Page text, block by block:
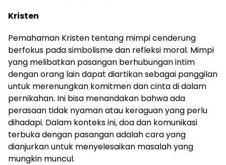
Kristen
Pemahaman Kristen tentang mimpi cenderung
berfokus pada simbolisme dan refleksi moral. Mimpi
yang melibatkan pasangan berhubungan intim
dengan orang lain dapat diartikan sebagai panggilan
untuk merenungkan komitmen dan cinta di dalam
pernikahan. Ini bisa menandakan bahwa ada
perasaan tidak nyaman atau keraguan yang perlu
dihadapi. Dalam konteks ini, doa dan komunikasi
terbuka dengan pasangan adalah cara yang
dianjurkan untuk menyelesaikan masalah yang
mungkin muncul.